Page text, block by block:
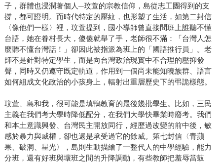
子，群體也浸潤著個人─玟萱的宗教信仰，島從志工團得到的支
撐，都可證明。而時代特定的壓紋，也形塑了生活，如第二封信
〈像他們一樣〉裡，玟萱提到，國小導師曾直接問班上誰聽不懂
台語，她在眷村長大，傻傻就舉了手，老師很不滿：「台灣人怎
麼聽不懂台灣話！」卻因此被指派為班上的「國語推行員」。老
師不是針對特定學生，而是向台灣政治現實中不合理的壓抑發
聲，同時又仍遵守既定軌道，作用到一個尚未能知曉族群、語言
如何組成文化政治的小孩身上，輻射出重層歷史下的弔詭樣態。
玟萱、島和我，很可能是填鴨教育的最後幾批學生。比如，三民
主義在我們考大學時降低配分，在我們大學快畢業時廢考。我們
和本土意識興發、台灣民主開放同行，經歷過改變的前中後，敏
感於暴力與威權，卻也還是承受過它的餘威。第七封信〈青蘋
果、破洞、星光〉，島則生動描繪了一整代人的中學經驗，能力
分班，還有好班與壞班之間的升降調動，有些教師把羞辱當鼓